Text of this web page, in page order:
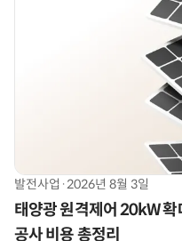
발전사업 ·2026년 8월 3일
태양광 원격제어 20kW 확
공사 비용 총정리